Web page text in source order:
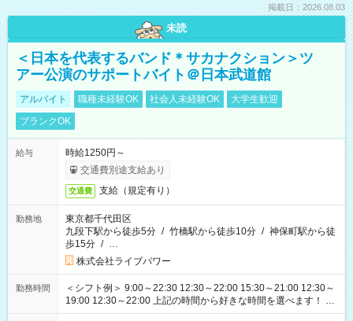
掲載日：2026.08.03
未読
＜日本を代表するバンド＊サカナクション＞ツ
アー公演のサポートバイト＠日本武道館
アルバイト 職種未経験OK 社会人未経験OK
大学生歓迎
ブランクOK
給与
時給1250円～
交通費別途支給あり
交通費 支給（規定有り）
勤務地
東京都千代田区
九段下駅から徒歩5分 / 竹橋駅から徒歩10分 / 神保町駅から徒
歩15分 / …
株式会社ライブパワー
勤務時間
＜シフト例＞ 9:00～22:30 12:30～22:00 15:30～21:00 12:30～
19:00 12:30～22:00 上記の時間から好きな時間を選べます！ ※
時間は変更となる可能性があります